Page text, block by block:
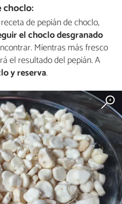
choclo:
de pepián de choclo,
el choclo desgranado
Mientras más fresco
el resultado del pepián. A
y reserva.